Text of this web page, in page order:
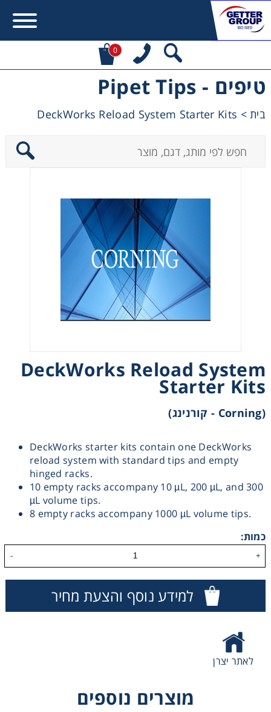
0
טיפים - Pipet Tips
בית>
DeckWorks Reload System Starter Kits
DeckWorks Reload System
Starter Kits
(Corning - קורנינג)
DeckWorks starter kits contain one DeckWorks
reload system with standard tips and empty
hinged racks.
10 empty racks accompany 10 µL, 200 µL, and 300
µL volume tips.
8 empty racks accompany 1000 µL volume tips.
כמות:
+
-
למידע נוסף והצעת מחיר
לאתר יצרן
מוצרים נוספים
Contact form not found.
Centrifuges
Concentration
Heating
Instrumentation
Microscopy
Pumps
Shaking & Stirring
Storage
Thermometry
Washing
Chromatography
Lab Essentials
Filtration